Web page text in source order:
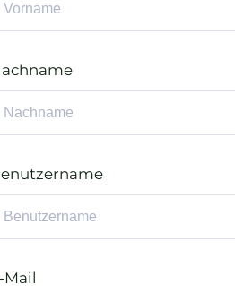
Mail